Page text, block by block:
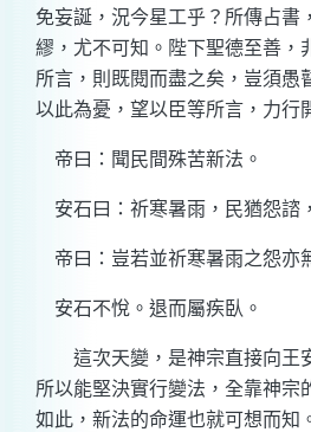
免妄誕，況今星工乎？所傳占書
繆，尤不可知。陛下聖德至善，
所言，則既閱而盡之矣，豈須愚
以此為憂，望以臣等所言，力行
帝曰：聞民間殊苦新法。
安石曰：祈寒暑雨，民猶怨諮
帝曰：豈若並祈寒暑雨之怨亦
安石不悅。退而屬疾臥。
這次天變，是神宗直接向王
所以能堅決實行變法，全靠神宗
如此，新法的命運也就可想而知